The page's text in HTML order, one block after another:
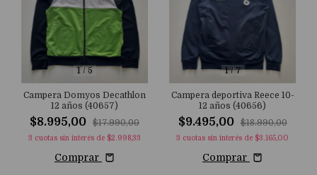
1/5
Campera Domyos Decathlon
12 años (40657)
$8.995,00 $17.990,00
3 cuotas sin interés de $2.998,33
Comprar
1/7
Campera deportiva Reece 10-
12 años (40656)
$9.495,00 $18.990,00
3 cuotas sin interés de $3.165,00
Comprar